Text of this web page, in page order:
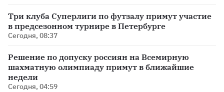
Три клуба Суперлиги по футзалу примут участие
в предсезонном турнире в Петербурге
Сегодня, 08:37
Решение по допуску россиян на Всемирную
шахматную олимпиаду примут в ближайшие
недели
Сегодня, 04:59